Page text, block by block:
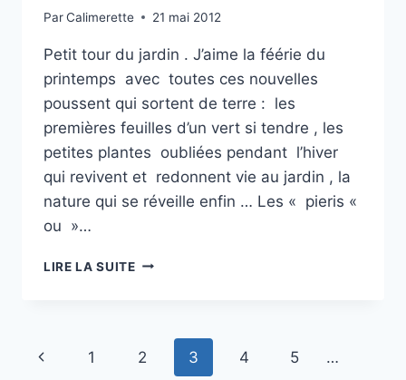
ParCalimerette 21 mai 2012
Petit tour du jardin . J’aime la féérie du
printemps avec toutes ces nouvelles
poussent qui sortent de terre : les
premières feuilles d’un vert si tendre , les
petites plantes oubliées pendant l’hiver
qui revivent et redonnent vie au jardin , la
nature qui se réveille enfin … Les « pieris «
ou »…
LIRE LA SUITEQUOI
JARDIN
?
Navigation
Page 1 2 3 4 5 …